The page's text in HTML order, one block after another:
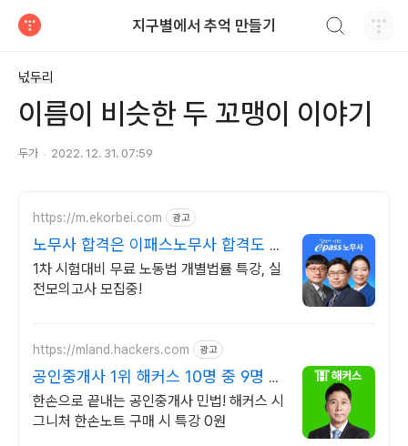
지구별에서 추억 만들기
넋두리
이름이 비슷한 두 꼬맹이 이야기
두가 2022. 12. 31. 07:59
https://m.ekorbei.com 광고
노무사 합격은 이패스노무사 합격도 역
시 이패스!
1차 시험대비 무료 노동법 개별법률 특강, 실
전모의고사 모집중!
https://mland.hackers.com 광고
공인중개사 1위 해커스 10명 중 9명 1
년내 합격
한손으로 끝내는 공인중개사 민법! 해커스 시
그니처 한손노트 구매 시 특강 0원